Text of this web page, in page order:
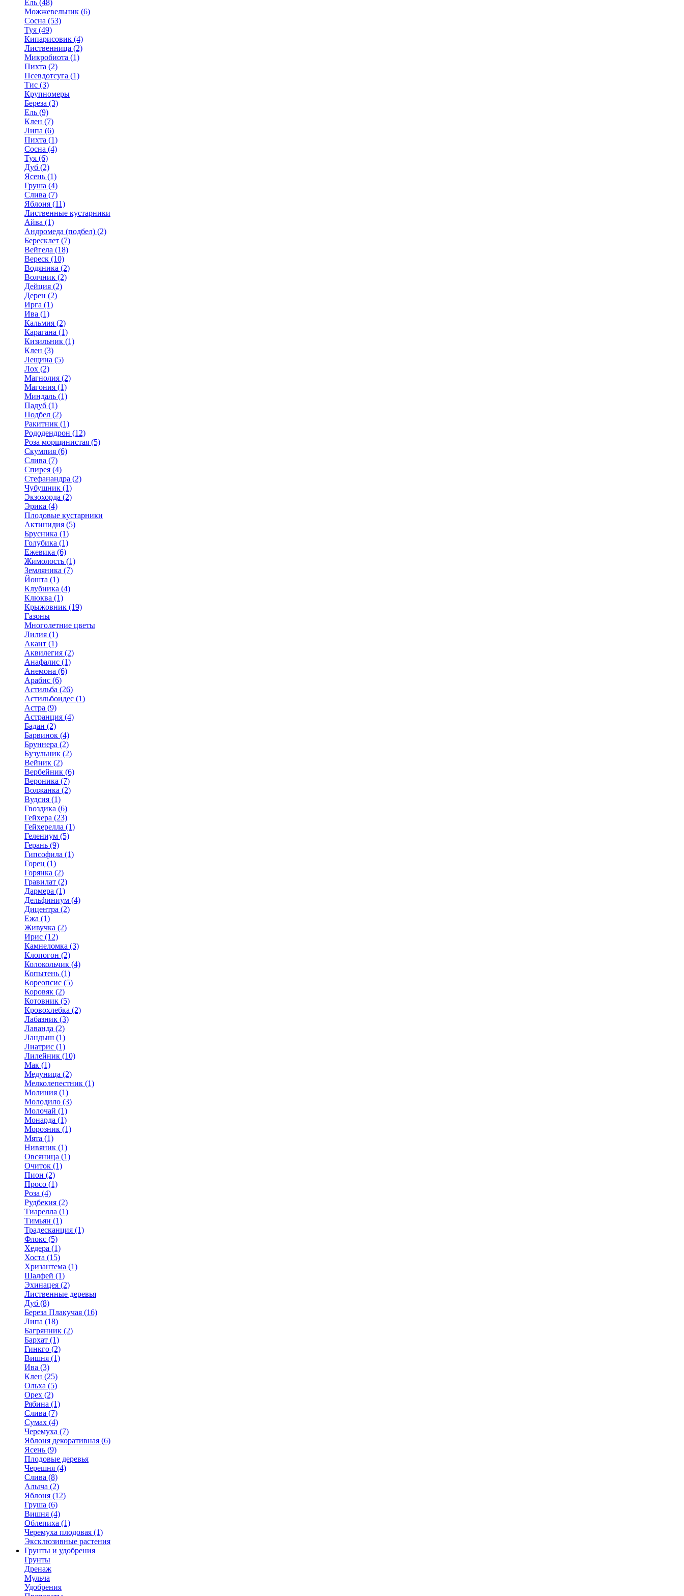
Ель (48)
Можжевельник (6)
Сосна (53)
Туя (49)
Кипарисовик (4)
Лиственница (2)
Микробиота (1)
Пихта (2)
Псевдотсуга (1)
Тис (3)
Крупномеры
Береза (3)
Ель (9)
Клен (7)
Липа (6)
Пихта (1)
Сосна (4)
Туя (6)
Дуб (2)
Ясень (1)
Груша (4)
Слива (7)
Яблоня (11)
Лиственные кустарники
Айва (1)
Андромеда (подбел) (2)
Бересклет (7)
Вейгела (18)
Вереск (10)
Водяника (2)
Волчник (2)
Дейция (2)
Дерен (2)
Ирга (1)
Ива (1)
Кальмия (2)
Карагана (1)
Кизильник (1)
Клен (3)
Лещина (5)
Лох (2)
Магнолия (2)
Магония (1)
Миндаль (1)
Падуб (1)
Подбел (2)
Ракитник (1)
Рододендрон (12)
Роза морщинистая (5)
Скумпия (6)
Слива (7)
Спирея (4)
Стефанандра (2)
Чубушник (1)
Экзохорда (2)
Эрика (4)
Плодовые кустарники
Актинидия (5)
Брусника (1)
Голубика (1)
Ежевика (6)
Жимолость (1)
Земляника (7)
Йошта (1)
Клубника (4)
Клюква (1)
Крыжовник (19)
Газоны
Многолетние цветы
Лилия (1)
Акант (1)
Аквилегия (2)
Анафалис (1)
Анемона (6)
Арабис (6)
Астильба (26)
Астильбоидес (1)
Астра (9)
Астранция (4)
Бадан (2)
Барвинок (4)
Бруннера (2)
Бузульник (2)
Вейник (2)
Вербейник (6)
Вероника (7)
Волжанка (2)
Вудсия (1)
Гвоздика (6)
Гейхера (23)
Гейхерелла (1)
Гелениум (5)
Герань (9)
Гипсофила (1)
Горец (1)
Горянка (2)
Гравилат (2)
Дармера (1)
Дельфиниум (4)
Дицентра (2)
Ежа (1)
Живучка (2)
Ирис (12)
Камнеломка (3)
Клопогон (2)
Колокольчик (4)
Копытень (1)
Кореопсис (5)
Коровяк (2)
Котовник (5)
Кровохлебка (2)
Лабазник (3)
Лаванда (2)
Ландыш (1)
Лиатрис (1)
Лилейник (10)
Мак (1)
Медуница (2)
Мелколепестник (1)
Молиния (1)
Молодило (3)
Молочай (1)
Монарда (1)
Морозник (1)
Мята (1)
Нивяник (1)
Овсяница (1)
Очиток (1)
Пион (2)
Просо (1)
Роза (4)
Рудбекия (2)
Тиарелла (1)
Тимьян (1)
Традесканция (1)
Флокс (5)
Хедера (1)
Хоста (15)
Хризантема (1)
Шалфей (1)
Эхинацея (2)
Лиственные деревья
Дуб (8)
Береза Плакучая (16)
Липа (18)
Багрянник (2)
Бархат (1)
Гинкго (2)
Вишня (1)
Ива (3)
Клен (25)
Ольха (5)
Орех (2)
Рябина (1)
Слива (7)
Сумах (4)
Черемуха (7)
Яблоня декоративная (6)
Ясень (9)
Плодовые деревья
Черешня (4)
Слива (8)
Алыча (2)
Яблоня (12)
Груша (6)
Вишня (4)
Облепиха (1)
Черемуха плодовая (1)
Эксклюзивные растения
Грунты и удобрения
Грунты
Дренаж
Мульча
Удобрения